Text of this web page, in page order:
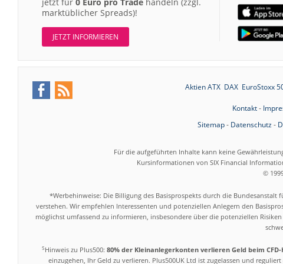
marktüblicher Spreads)!
JETZT INFORMIEREN
Aktien ATX DAX EuroStoxx
Kontakt-
Sitemap- Datenschutz-
Für die aufgeführten Inhalte kann keine
Kursinformationen von SIX Financial
©
*Werbehinweise: Die Billigung des Basisprospekts durch die
verstehen. Wir empfehlen Interessenten und potenziellen Anlegern den
möglichst umfassend zu informieren, insbesondere über die potenziellen
5Hinweis zu Plus500: 80% der Kleinanlegerkonten verlieren Geld beim
einzugehen, Ihr Geld zu verlieren. Plus500UK Ltd ist zugelassen und